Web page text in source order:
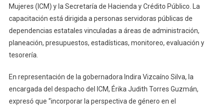
Personal
De
La
Con
Perspectiva
Mujeres (ICM) y la Secretaría de Hacienda y Crédito Público. La
capacitación está dirigida a personas servidoras públicas de
dependencias estatales vinculadas a áreas de administración,
planeación, presupuestos, estadísticas, monitoreo, evaluación y
tesorería.
En representación de la gobernadora Indira Vizcaíno Silva, la
encargada del despacho del ICM, Érika Judith Torres Guzmán,
expresó que “incorporar la perspectiva de género en el